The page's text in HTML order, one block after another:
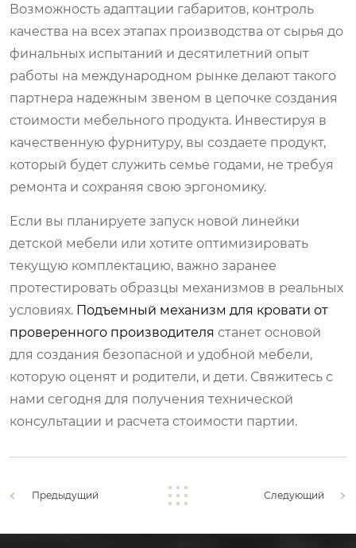
Возможность адаптации габаритов, контроль
качества на всех этапах производства от сырья до
финальных испытаний и десятилетний опыт
работы на международном рынке делают такого
партнера надежным звеном в цепочке создания
стоимости мебельного продукта. Инвестируя в
качественную фурнитуру, вы создаете продукт,
который будет служить семье годами, не требуя
ремонта и сохраняя свою эргономику.
Если вы планируете запуск новой линейки
детской мебели или хотите оптимизировать
текущую комплектацию, важно заранее
протестировать образцы механизмов в реальных
условиях. Подъемный механизм для кровати от
проверенного производителя станет основой
для создания безопасной и удобной мебели,
которую оценят и родители, и дети. Свяжитесь с
нами сегодня для получения технической
консультации и расчета стоимости партии.
Предыдущий Следующий